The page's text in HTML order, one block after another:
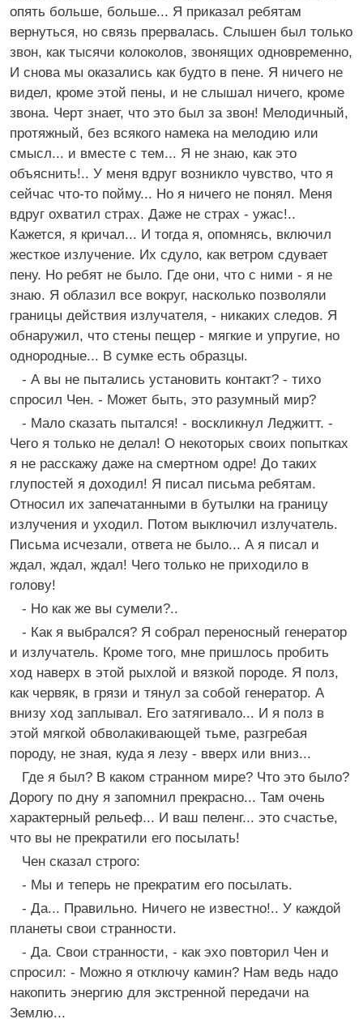
опять больше, больше... Я приказал ребятам
вернуться, но связь прервалась. Слышен был только
звон, как тысячи колоколов, звонящих одновременно,
И снова мы оказались как будто в пене. Я ничего не
видел, кроме этой пены, и не слышал ничего, кроме
звона. Черт знает, что это был за звон! Мелодичный,
протяжный, без всякого намека на мелодию или
смысл... и вместе с тем... Я не знаю, как это
объяснить!.. У меня вдруг возникло чувство, что я
сейчас что-то пойму... Но я ничего не понял. Меня
вдруг охватил страх. Даже не страх - ужас!..
Кажется, я кричал... И тогда я, опомнясь, включил
жесткое излучение. Их сдуло, как ветром сдувает
пену. Но ребят не было. Где они, что с ними - я не
знаю. Я облазил все вокруг, насколько позволяли
границы действия излучателя, - никаких следов. Я
обнаружил, что стены пещер - мягкие и упругие, но
однородные... В сумке есть образцы.
- А вы не пытались установить контакт? - тихо
спросил Чен. - Может быть, это разумный мир?
- Мало сказать пытался! - воскликнул Леджитт. -
Чего я только не делал! О некоторых своих попытках
я не расскажу даже на смертном одре! До таких
глупостей я доходил! Я писал письма ребятам.
Относил их запечатанными в бутылки на границу
излучения и уходил. Потом выключил излучатель.
Письма исчезали, ответа не было... А я писал и
ждал, ждал, ждал! Чего только не приходило в
голову!
- Но как же вы сумели?..
- Как я выбрался? Я собрал переносный генератор
и излучатель. Кроме того, мне пришлось пробить
ход наверх в этой рыхлой и вязкой породе. Я полз,
как червяк, в грязи и тянул за собой генератор. А
внизу ход заплывал. Его затягивало... И я полз в
этой мягкой обволакивающей тьме, разгребая
породу, не зная, куда я лезу - вверх или вниз...
Где я был? В каком странном мире? Что это было?
Дорогу по дну я запомнил прекрасно... Там очень
характерный рельеф... И ваш пеленг... это счастье,
что вы не прекратили его посылать!
Чен сказал строго:
- Мы и теперь не прекратим его посылать.
- Да... Правильно. Ничего не известно!.. У каждой
планеты свои странности.
- Да. Свои странности, - как эхо повторил Чен и
спросил: - Можно я отключу камин? Нам ведь надо
накопить энергию для экстренной передачи на
Землю...